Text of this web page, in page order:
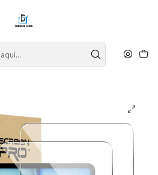
iPad
Para iPad Air 13 Pulgadas M2
2024